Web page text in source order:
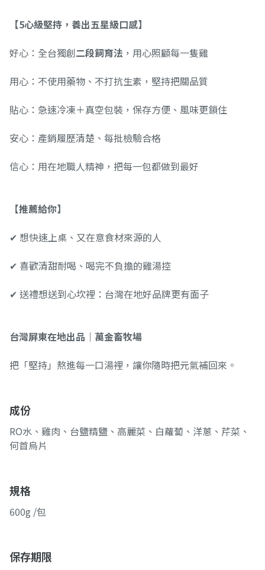
【5心級堅持，養出五星級口感】
好心：全台獨創二段飼育法 ，用心照顧每一隻雞
用心：不使用藥物、不打抗生素，堅持把關品質
貼心：急速冷凍＋真空包裝，保存方便、風味更鎖住
安心：產銷履歷清楚、每批檢驗合格
信心：用在地職人精神，把每一包都做到最好
【推薦給你】
✔ 想快速上桌、又在意食材來源的人
✔ 喜歡清甜耐喝、喝完不負擔的雞湯控
✔ 送禮想送到心坎裡：台灣在地好品牌更有面子
台灣屏東在地出品｜萬金畜牧場
把「堅持」熬進每一口湯裡，讓你隨時把元氣補回來。
成份
RO水、雞肉、台鹽精鹽、高麗菜、白蘿蔔、洋蔥、芹菜、
何首烏片
規格
600g /包
保存期限